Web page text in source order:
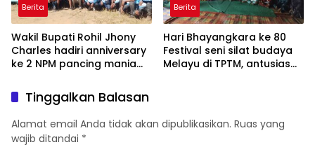
Berita
Wakil Bupati Rohil Jhony
Charles hadiri anniversary
ke 2 NPM pancing mania
diikuti 1154 peserta dari
berbagai wilayah di pulau
sumatera
Berita
Hari Bhayangkara ke 80
Festival seni silat budaya
Melayu di TPTM, antusias
kabupaten Rohil
Tinggalkan Balasan
Alamat email Anda tidak akan dipublikasikan. Ruas yang
wajib ditandai *